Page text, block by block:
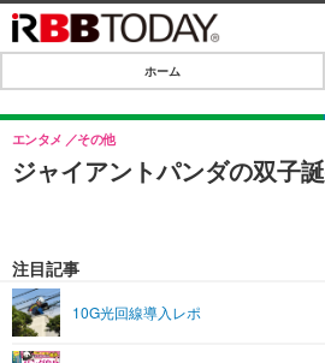
IT・デジタル
SPEED TEST
ライフ
リリース一覧
ホーム
ジャイアントパンダの双子
エンタメ その他
注目記事
10G光回線導入レポ